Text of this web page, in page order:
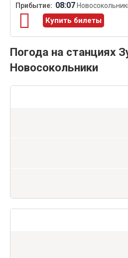
08:07
Купить билеты
Погода на станциях
Новосокольники